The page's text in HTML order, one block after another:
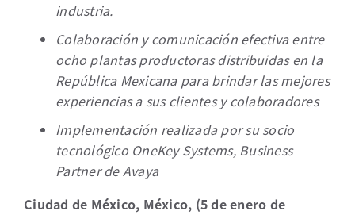
industria.
Colaboración y comunicación efectiva entre
ocho plantas productoras distribuidas en la
República Mexicana para brindar las mejores
experiencias a sus clientes y colaboradores
Implementación realizada por su socio
tecnológico OneKey Systems, Business
Partner de Avaya
Ciudad de México, México, (5 de enero de